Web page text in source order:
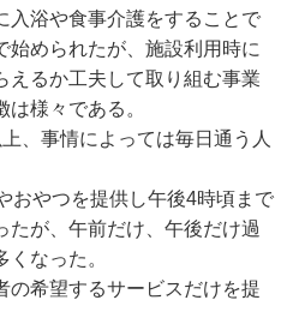
入浴や食事介護をすることで
始められたが、施設利用時に
えるか工夫して取り組む事業
様々である。
、事情によっては毎日通う人
おやつを提供し午後4時頃まで
たが、午前だけ、午後だけ過
なった。
の希望するサービスだけを提